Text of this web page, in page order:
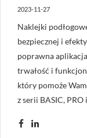
2023-11-27
Naklejki
bezpiecznej i
poprawna
trwałość i
który pomoże
z serii BASIC, PRO